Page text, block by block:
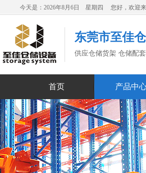
今天是：2026年8月6日 星期四 您好，欢迎
东莞市至佳
供应仓储货架 仓储配
首页 产品中